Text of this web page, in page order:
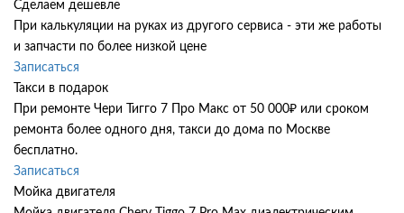
Сделаем дешевле
При калькуляции на руках из другого сервиса - эти же работы
и запчасти по более низкой цене
Записаться
Такси в подарок
При ремонте Чери Тигго 7 Про Макс от 50 000₽ или сроком
ремонта более одного дня, такси до дома по Москве
бесплатно.
Записаться
Мойка двигателя